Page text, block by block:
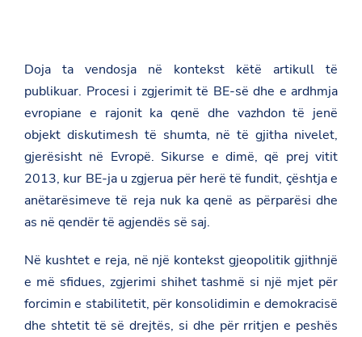
Doja ta vendosja në kontekst këtë artikull të
publikuar. Procesi i zgjerimit të BE-së dhe e ardhmja
evropiane e rajonit ka qenë dhe vazhdon të jenë
objekt diskutimesh të shumta, në të gjitha nivelet,
gjerësisht në Evropë. Sikurse e dimë, që prej vitit
2013, kur BE-ja u zgjerua për herë të fundit, çështja e
anëtarësimeve të reja nuk ka qenë as përparësi dhe
as në qendër të agjendës së saj.
Në kushtet e reja, në një kontekst gjeopolitik gjithnjë
e më sfidues, zgjerimi shihet tashmë si një mjet për
forcimin e stabilitetit, për konsolidimin e demokracisë
dhe shtetit të së drejtës, si dhe për rritjen e peshës